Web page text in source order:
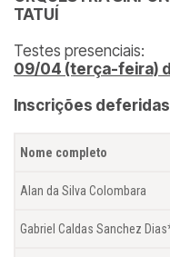
TATUÍ
Testes presenciais:
09/04 (terça-feira)
Inscrições
Nome completo
Alan da Silva Colombara
Gabriel Caldas Sanchez